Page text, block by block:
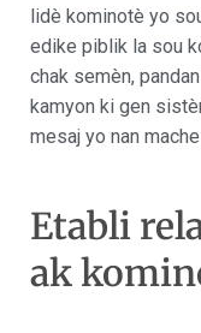
lidè kominotè yo
edike piblik la sou
chak semèn,
kamyon ki gen
mesaj yo nan
Etabli
ak